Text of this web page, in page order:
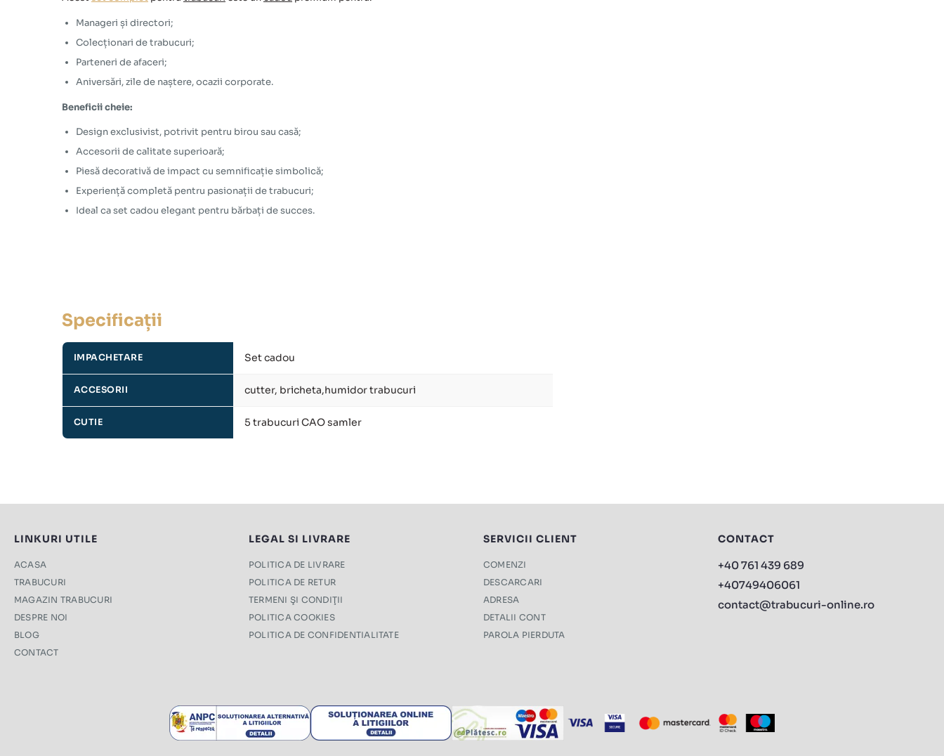
Manageri și directori;
Colecționari de trabucuri;
Parteneri de afaceri;
Aniversări, zile de naștere, ocazii corporate.
Beneficii cheie:
Design exclusivist, potrivit pentru birou sau casă;
Accesorii de calitate superioară;
Piesă decorativă de impact cu semnificație simbolică;
Experiență completă pentru pasionații de trabucuri;
Ideal caset cadou elegant pentru bărbați de succes.
Specificații
IMPACHETARE Set cadou
ACCESORII cutter, bricheta,humidor trabucuri
CUTIE 5 trabucuri CAO samler
LINKURI UTILE
ACASA
TRABUCURI
MAGAZIN TRABUCURI
DESPRE NOI
BLOG
CONTACT
LEGAL SI LIVRARE
POLITICA DE LIVRARE
POLITICA DE RETUR
TERMENI ŞI CONDIŢII
POLITICA COOKIES
POLITICA DE CONFIDENTIALITATE
SERVICII CLIENT
COMENZI
DESCARCARI
ADRESA
DETALII CONT
PAROLA PIERDUTA
CONTACT
+40 761 439 689
+40749406061
contact@trabucuri-online.ro